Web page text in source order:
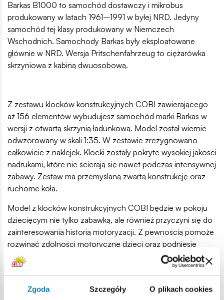
Zgoda Szczegóły O plikach cookies
Barkas B1000 to samochód dostawczy i mikrobus
produkowany w latach 1961–1991 w byłej NRD. Jedyny
samochód tej klasy produkowany w Niemczech
Wschodnich. Samochody Barkas były eksploatowane
głównie w NRD. Wersja Pritschenfahrzeug to ciężarówka
skrzyniowa z kabiną dwuosobową.
Z zestawu klocków konstrukcyjnych COBI zawierającego
aż 156 elementów wybudujesz samochód marki Barkas w
wersji z otwartą skrzynią ładunkową. Model został wiernie
odwzorowany w skali 1:35. W zestawie zrezygnowano
całkowicie z naklejek. Klocki zostały pokryte wysokiej jakości
nadrukami, które nie ścierają się nawet podczas intensywnej
zabawy. Zestaw ma przemyślaną zwartą konstrukcję oraz
ruchome koła.
Model z klocków konstrukcyjnych COBI będzie w pokoju
dziecięcym nie tylko zabawką, ale również przyczyni się do
zainteresowania historią motoryzacji. Z pewnością pomoże
rozwinąć zdolności motoryczne dzieci oraz podniesie
umiejętności konstrukcyjne. Dla dorosłych fanów klocków
będzie to piękny model historycznego pojazdu oraz być